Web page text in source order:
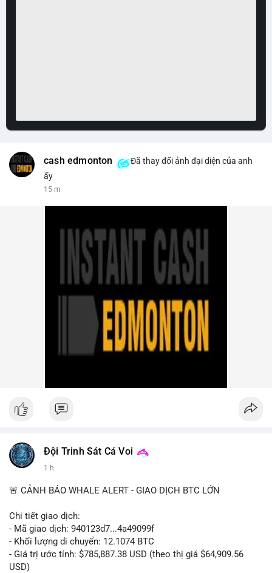
cash edmonton
Đã thay đổi ảnh đại diện của anh
ấy
15 m
Đội Trinh Sát Cá Voi
1 h
🚨 CẢNH BÁO WHALE ALERT - GIAO DỊCH BTC LỚN
Chi tiết giao dịch:
- Mã giao dịch: 940123d7...4a49099f
- Khối lượng di chuyển: 12.1074 BTC
- Giá trị ước tính: $785,887.38 USD (theo thị giá $64,909.56
USD)